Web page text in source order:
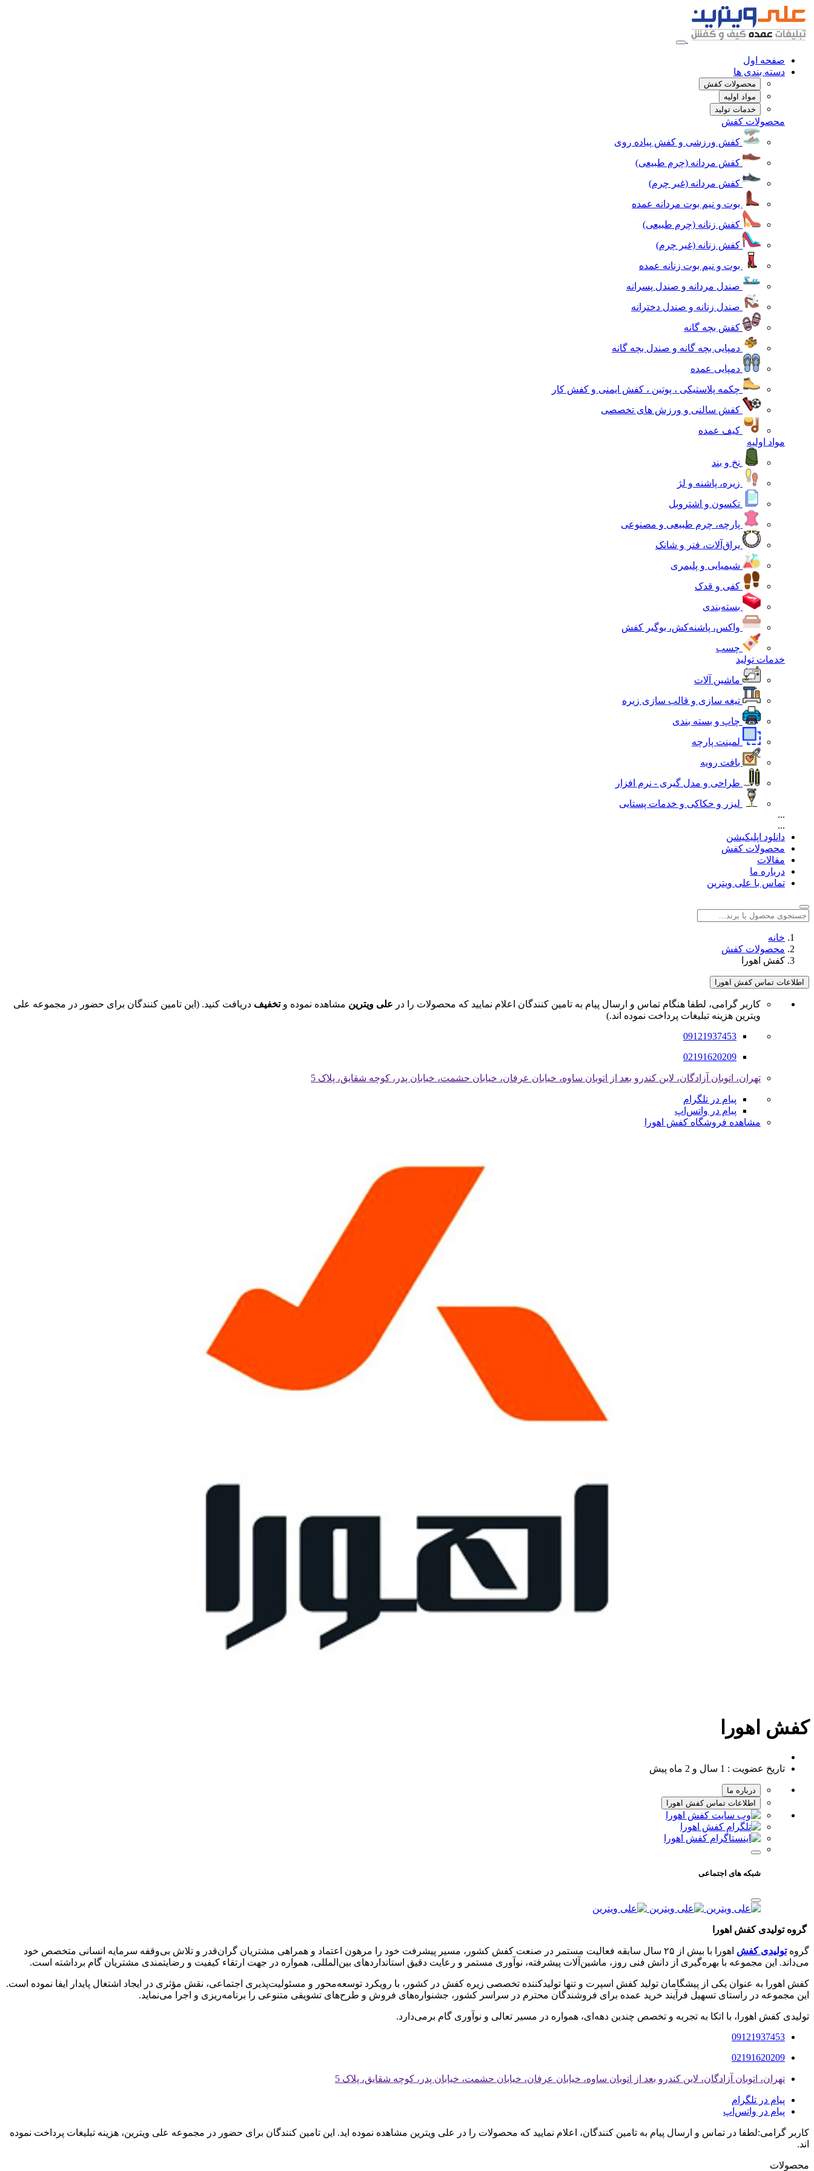
صفحه اول
دسته بندی ها
محصولات کفش
مواد اولیه
خدمات تولید
محصولات کفش
کفش ورزشی و کفش پیاده روی
کفش مردانه (چرم طبیعی)
کفش مردانه (غیر چرم)
بوت و نیم بوت مردانه عمده
کفش زنانه (چرم طبیعی)
کفش زنانه (غیر چرم)
بوت و نیم بوت زنانه عمده
صندل مردانه و صندل پسرانه
صندل زنانه و صندل دخترانه
کفش بچه گانه
دمپایی بچه گانه و صندل بچه گانه
دمپایی عمده
چکمه پلاستیکی ، پوتین ، کفش ایمنی و کفش کار
کفش سالنی و ورزش های تخصصی
کیف عمده
مواد اولیه
نخ و بند
زیره، پاشنه و لژ
تکسون و اشتروبل
پارچه، چرم طبیعی و مصنوعی
یراق‌آلات، فنر و شانک
شیمیایی و پلیمری
کفی و قدک
بسته‌بندی
واکس، پاشنه‌کش، بوگیر کفش
چسب
خدمات تولید
ماشین آلات
تیغه سازی و قالب سازی زیره
چاپ و بسته بندی
لمینت پارچه
بافت رویه
طراحی و مدل گیری - نرم افزار
لیزر و حکاکی و خدمات پستایی
...
...
دانلود اپلیکیشن
محصولات کفش
مقالات
درباره ما
تماس با علی ویترین
خانه
محصولات کفش
کفش اهورا
اطلاعات تماس کفش اهورا
کاربر گرامی، لطفا هنگام تماس و ارسال پیام به تامین کنندگان اعلام نمایید که محصولات را در علی ویترین مشاهده نموده وتخفیف دریافت کنید. (این تامین کنندگان برای حضور در مجموعه علی
ویترین هزینه تبلیغات پرداخت نموده اند.)
09121937453
02191620209
تهران، اتوبان آزادگان، لاین کندرو بعد از اتوبان ساوه، خیابان عرفان، خیابان حشمت، خیابان پدر، کوچه شقایق، پلاک 5
پیام در تلگرام
پیام در واتس‌اپ
مشاهده فروشگاه کفش اهورا
کفش اهورا
تاریخ عضویت : 1 سال و 2 ماه پیش
درباره ما
اطلاعات تماس کفش اهورا
شبکه های اجتماعی
گروه تولیدی کفش اهورا
گروهتولیدی کفش
اهورا با بیش از ۲۵ سال سابقه فعالیت مستمر در صنعت کفش کشور، مسیر پیشرفت خود را مرهون اعتماد و همراهی مشتریان گران‌قدر و تلاش بی‌وقفه سرمایه انسانی متخصص خود
می‌داند. این مجموعه با بهره‌گیری از دانش فنی روز، ماشین‌آلات پیشرفته، نوآوری مستمر و رعایت دقیق استانداردهای بین‌المللی، همواره در جهت ارتقاء کیفیت و رضایتمندی مشتریان گام برداشته است.
کفش اهورا به عنوان یکی از پیشگامان تولید کفش اسپرت و تنها تولیدکننده تخصصی زیره کفش در کشور، با رویکرد توسعه‌محور و مسئولیت‌پذیری اجتماعی، نقش مؤثری در ایجاد اشتغال پایدار ایفا نموده است.
این مجموعه در راستای تسهیل فرآیند خرید عمده برای فروشندگان محترم در سراسر کشور، جشنواره‌های فروش و طرح‌های تشویقی متنوعی را برنامه‌ریزی و اجرا می‌نماید.
تولیدی کفش اهورا، با اتکا به تجربه و تخصص چندین دهه‌ای، همواره در مسیر تعالی و نوآوری گام برمی‌دارد.
09121937453
02191620209
تهران، اتوبان آزادگان، لاین کندرو بعد از اتوبان ساوه، خیابان عرفان، خیابان حشمت، خیابان پدر، کوچه شقایق، پلاک 5
پیام در تلگرام
پیام در واتس‌اپ
کاربر گرامی:لطفا در تماس و ارسال پیام به تامین کنندگان، اعلام نمایید که محصولات را در علی ویترین مشاهده نموده اید. این تامین کنندگان برای حضور در مجموعه علی ویترین، هزینه تبلیغات پرداخت نموده
اند.
محصولات